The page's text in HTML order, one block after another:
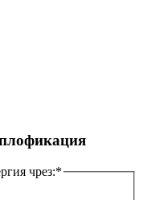
чрез:*